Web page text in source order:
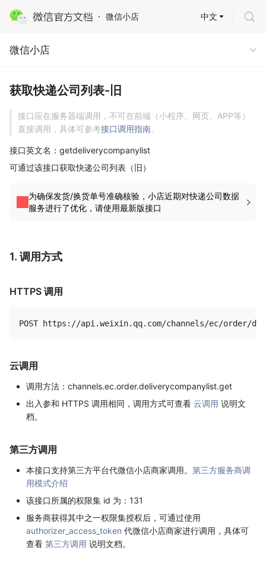
微信小店
微信小店
中文
微信小店
获取快递公司列表-旧
接口应在服务器端调用，不可在前端（小程序、网页、APP等）
直接调用，具体可参考接口调用指南。
接口英文名：getdeliverycompanylist
可通过该接口获取快递公司列表（旧）
为确保发货/换货单号准确核验，小店近期对快递公司数据
服务进行了优化，请使用最新版接口
1. 调用方式
HTTPS 调用
云调用
调用方法：channels.ec.order.deliverycompanylist.get
出入参和 HTTPS 调用相同，调用方式可查看 云调用 说明文
档。
第三方调用
本接口支持第三方平台代微信小店商家调用。 第三方服务商调
用模式介绍
该接口所属的权限集 id 为：131
服务商获得其中之一权限集授权后，可通过使用
authorizer_access_token 代微信小店商家进行调用，具体可
查看 第三方调用 说明文档。